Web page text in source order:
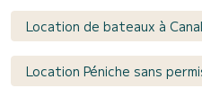
Location de bateaux à
Location Péniche sans